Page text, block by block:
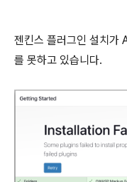
젠킨스 플러그인 설치가
를 못하고 있습니다.